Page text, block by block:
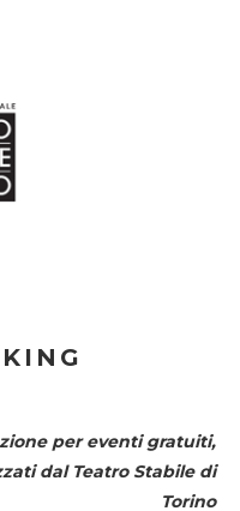
per eventi gratuiti,
dal Teatro Stabile di
Torino